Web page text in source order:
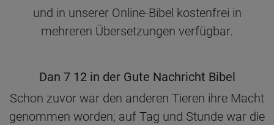
und in unserer Online-Bibel kostenfrei in
mehreren Übersetzungen verfügbar.
Dan 7 12 in der Gute Nachricht Bibel
Schon zuvor war den anderen Tieren ihre Macht
genommen worden; auf Tag und Stunde war die